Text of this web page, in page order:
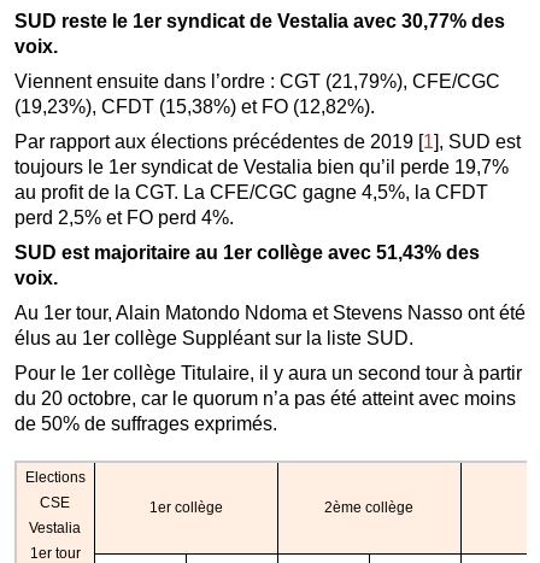
SUD reste le 1er syndicat de Vestalia avec 30,77% des
voix.
Viennent ensuite dans l’ordre : CGT (21,79%), CFE/CGC
(19,23%), CFDT (15,38%) et FO (12,82%).
Par rapport aux élections précédentes de 2019[1], SUD est
toujours le 1er syndicat de Vestalia bien qu’il perde 19,7%
au profit de la CGT. La CFE/CGC gagne 4,5%, la CFDT
perd 2,5% et FO perd 4%.
SUD est majoritaire au 1er collège avec 51,43% des
voix.
Au 1er tour, Alain Matondo Ndoma et Stevens Nasso ont été
élus au 1er collège Suppléant sur la liste SUD.
Pour le 1er collège Titulaire, il y aura un second tour à partir
du 20 octobre, car le quorum n’a pas été atteint avec moins
de 50% de suffrages exprimés.
Elections
CSE
Vestalia
1er tour
1er collège 2ème collège